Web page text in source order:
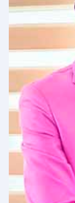
de
de parler
Anglais.